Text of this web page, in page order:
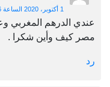
1 أكتوبر، 2020 الساعة 1:36 م
عندي الدرهم المغربي
مصر كيف وأين شكرا .
رد